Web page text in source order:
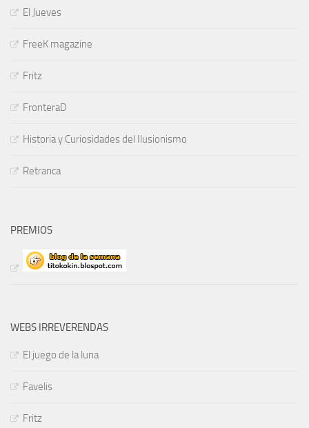
El Jueves
FreeK magazine
Fritz
FronteraD
Historia y Curiosidades del Ilusionismo
Retranca
PREMIOS
WEBS IRREVERENDAS
El juego de la luna
Favelis
Fritz